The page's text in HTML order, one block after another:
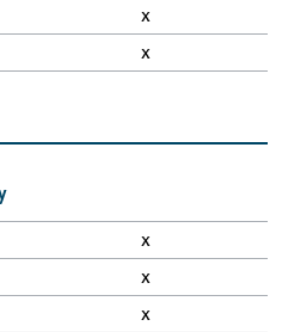
x
x
x
x
x